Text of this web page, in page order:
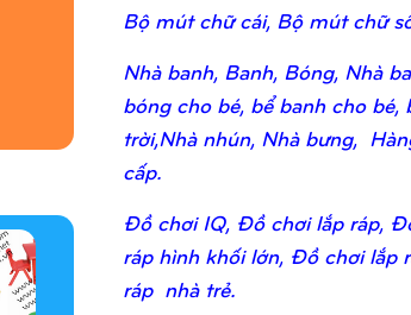
Bộ mút chữ cái, Bộ mút chữ
Nhà banh, Banh, Bóng, Nhà
bóng cho bé, bể banh cho
trời,Nhà nhún, Nhà bưng,
cấp.
Đồ chơi IQ, Đồ chơi lắp ráp,
ráp hình khối lớn, Đồ chơi lắp
ráp nhà trẻ.